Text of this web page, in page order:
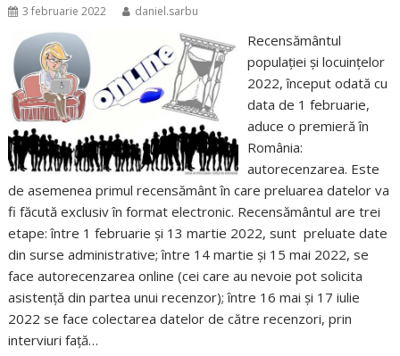
3 februarie 2022 daniel.sarbu
Recensământul
populației și locuințelor
2022, început odată cu
data de 1 februarie,
aduce o premieră în
România:
autorecenzarea. Este
de asemenea primul recensământ în care preluarea datelor va
fi făcută exclusiv în format electronic. Recensământul are trei
etape: între 1 februarie și 13 martie 2022, sunt preluate date
din surse administrative; între 14 martie și 15 mai 2022, se
face autorecenzarea online (cei care au nevoie pot solicita
asistență din partea unui recenzor); între 16 mai și 17 iulie
2022 se face colectarea datelor de către recenzori, prin
interviuri față…